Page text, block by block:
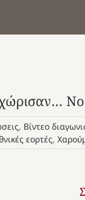
, Βίντεο
εορτές,